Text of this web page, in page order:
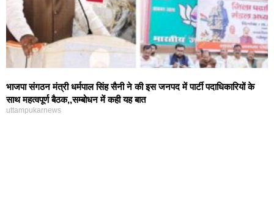
भाजपा संगठन मंत्री धर्मपाल सिंह सैनी ने की इस जनपद में पार्टी पदाधिकारियों के
साथ महत्वपूर्ण बैठक,,सम्बोधन में कही यह बात
uttampukarnews